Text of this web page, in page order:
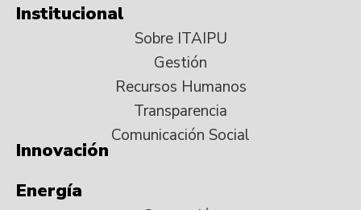
Institucional
Sobre ITAIPU
Gestión
Recursos Humanos
Transparencia
Comunicación Social
Innovación
Energía